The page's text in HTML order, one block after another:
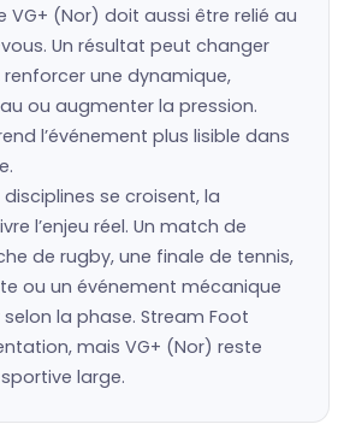
VG+ (Nor) doit aussi être relié au
Un résultat peut changer
une dynamique,
ou augmenter la pression.
l’événement plus lisible dans
se croisent, la
l’enjeu réel. Un match de
de rugby, une finale de tennis,
ou un événement mécanique
la phase. Stream Foot
mais VG+ (Nor) reste
large.